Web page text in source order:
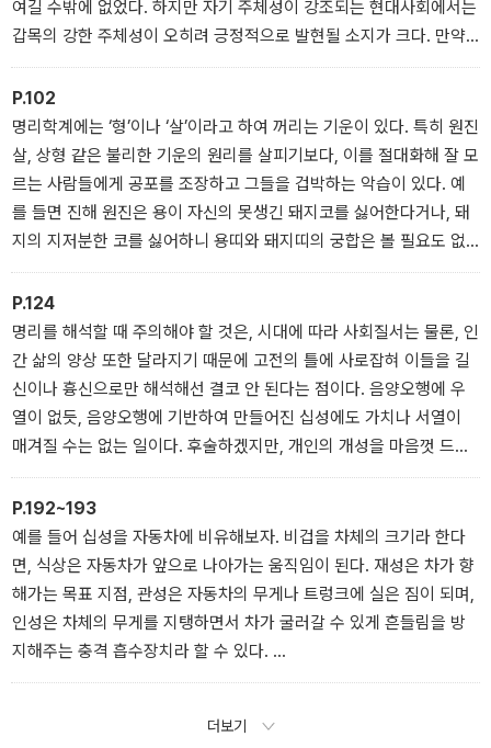
여길 수밖에 없었다. 하지만 자기 주체성이 강조되는 현대사회에서는
갑목의 강한 주체성이 오히려 긍정적으로 발현될 소지가 크다. 만약
갑갑병존인 사람이 신강할 경우, 사회생활을 통해 스스로를 낮추고
다른 사람들과 조화롭게 지낼 수 있도록 조언해주어야 한다. 강한 기
운은 자연스럽게 설기시켜야 한다는 뜻이다. 고전을 비판적인 관점에
서 시대에 맞게 해석해야 하는 이유가 여기에 있다. 특히 상담에 종사
하는 사람이라면, 고전을 통해 얻은 얄팍한 지식이나 기술로 상처를
줄 게 아니라, 내담자와 눈높이를 맞추고 공감하기 위한 자세를 먼저
갖추어야 한다.
P.102
명리학계에는 ‘형’이나 ‘살’이라고 하여 꺼리는 기운이 있다. 특히 원진
살, 상형 같은 불리한 기운의 원리를 살피기보다, 이를 절대화해 잘 모
르는 사람들에게 공포를 조장하고 그들을 겁박하는 악습이 있다. 예
를 들면 진해 원진은 용이 자신의 못생긴 돼지코를 싫어한다거나, 돼
지의 지저분한 코를 싫어하니 용띠와 돼지띠의 궁합은 볼 필요도 없
이 안 좋다고 말하는 식이다. 나아가 묘신 원진을 두고 원숭이가 토끼
의 빨간 눈을 보면 기분이 나빠지니 서로 원수가 된다고 말하는데, 이
런 놀라운 상상력에 감탄 못할 여지가 없는 것도 아니지만, 이런 식의
설명은 명리학을 빈곤하고 황폐한 술수로 만들 뿐이다.
‘지지의 속성 확장하기’ 중에서
P.124
명리를 해석할 때 주의해야 할 것은, 시대에 따라 사회질서는 물론, 인
간 삶의 양상 또한 달라지기 때문에 고전의 틀에 사로잡혀 이들을 길
신이나 흉신으로만 해석해선 결코 안 된다는 점이다. 음양오행에 우
열이 없듯, 음양오행에 기반하여 만들어진 십성에도 가치나 서열이
매겨질 수는 없는 일이다. 후술하겠지만, 개인의 개성을 마음껏 드러
내면서 살아갈 수 있는 요즘에는 과거에 흉신으로 바라봤던 겁재나
상관 같은 십성들이 쓰기에 따라 오히려 큰 장점을 가질 수 있다.
‘십성의 가치와 서열’ 중에서
P.192~193
예를 들어 십성을 자동차에 비유해보자. 비겁을 차체의 크기라 한다
면, 식상은 자동차가 앞으로 나아가는 움직임이 된다. 재성은 차가 향
해가는 목표 지점, 관성은 자동차의 무게나 트렁크에 실은 짐이 되며,
인성은 차체의 무게를 지탱하면서 차가 굴러갈 수 있게 흔들림을 방
지해주는 충격 흡수장치라 할 수 있다.
또 다른 비유를 들어보자. 비겁은 자동차의 배기량이다. 비겁이 강하
가 나아갈 수 있게 해주는 페달로 볼 때 식신은 일반 엑셀, 상관은 터
더보기